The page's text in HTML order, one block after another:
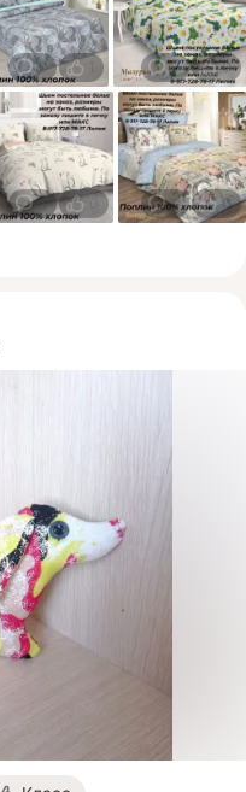
0 0 0
0 0 0